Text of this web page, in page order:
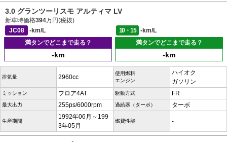
3.0 グランツーリスモ アルティマ LV
新車時価格394万円(税抜)
JC08
-km/L 10・15
-km/L
満タンでどこまで走る？
-km
満タンでどこまで走る？
-km
排気量 2960cc
使用燃料
エンジン
ハイオク
ガソリン
ミッション フロア4AT 駆動方式 FR
最大出力 255ps/6000rpm 過給器（ターボ） ターボ
生産期間
1992年06月～199
3年05月
燃費性能 -